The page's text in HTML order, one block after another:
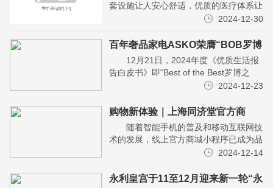
套设施让人安心舒适，优质的医疗体系让
人后顾无忧，健全的场所让人愉悦舒畅。
喝茶唠嗑，可以打...
2024-12-30
百年奢品家电ASKO荣膺“BOB罗博
之选”年度奢享家电引领品牌
12月21日，2024年度《优质生活报
告白皮书》即“Best of the Best罗博之
选”精选榜单评选揭晓。源自北欧的百年
2024-12-23
购物新体验｜上海同济堂官方商
城， 您的掌上养生专家
随着智能手机的普及和移动互联网技
术的发展，线上官方商城小程序已成为品
牌连接消费者的重要桥梁。它们以其便捷
青睐，通过小程序...
2024-12-14
永利皇宫于11至12月迎来新一轮“永